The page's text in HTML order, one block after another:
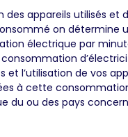
des appareils utilisés et
on détermine
électrique par
et l’utilisation de vos
à cette
du ou des pays